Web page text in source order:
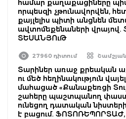
համար քաղաքացիները
որպեսզի չթունավորվեն,
քայլելիս պիտի անցնեն
ավտոմեքենաների
ՏԵՍԱՆՅՈւԹ
27960 դիտում Շամշյան
Տարիներ առաջ քրեական
ու մեծ հեղինակություն
մահացած «Քանաքեռցի
շահերը պաշտպանող
ունեցող դատական
է բացում.